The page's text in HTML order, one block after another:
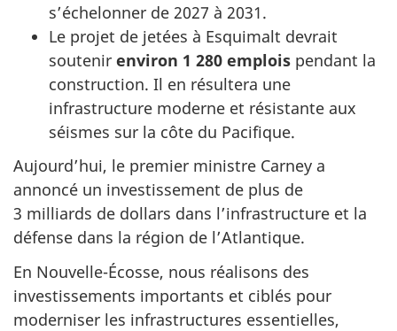
s’échelonner de 2027 à 2031.
Le projet de jetées à Esquimalt devrait
soutenir environ 1 280 emplois pendant la
construction. Il en résultera une
infrastructure moderne et résistante aux
séismes sur la côte du Pacifique.
Aujourd’hui, le premier ministre Carney a
annoncé un investissement de plus de
3 milliards de dollars dans l’infrastructure et la
défense dans la région de l’Atlantique.
En Nouvelle-Écosse, nous réalisons des
investissements importants et ciblés pour
moderniser les infrastructures essentielles,